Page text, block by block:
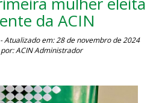
da ACIN
Atualizado em: 28 de novembro de 2024
ACIN Administrador